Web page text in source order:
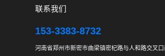
联系我们
153-3383-8732
河南省郑州市新密市曲梁镇密杞路与人和路交叉